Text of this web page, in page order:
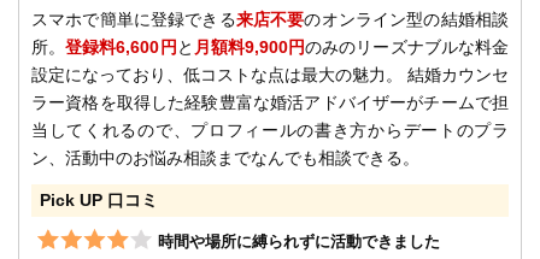
スマホで簡単に登録できる来店不要のオンライン型の結婚相談
所。登録料6,600円 と 月額料9,900円のみのリーズナブルな料金
設定になっており、低コストな点は最大の魅力。 結婚カウンセ
ラー資格を取得した経験豊富な婚活アドバイザーがチームで担
当してくれるので、プロフィールの書き方からデートのプラ
ン、活動中のお悩み相談までなんでも相談できる。
Pick UP 口コミ
時間や場所に縛られずに活動できました